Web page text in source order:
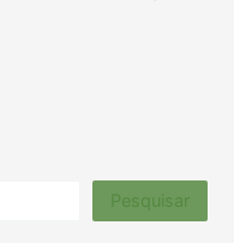
Pesquisar